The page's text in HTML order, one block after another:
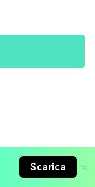
Scarica